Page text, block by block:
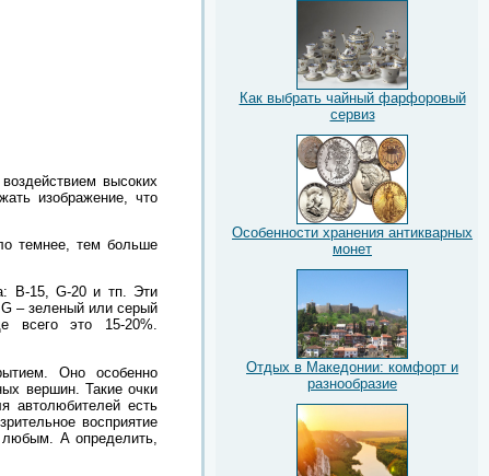
высоких
изображение, что
темнее, тем больше
В-15, G-20 и тп. Эти
– зеленый или серый
всего это 15-20%.
Оно особенно
вершин. Такие очки
автолюбителей есть
восприятие
любым. А определить,
Как выбрать чайный фарфоровый
сервиз
Особенности хранения антикварных
монет
Отдых в Македонии: комфорт и
разнообразие